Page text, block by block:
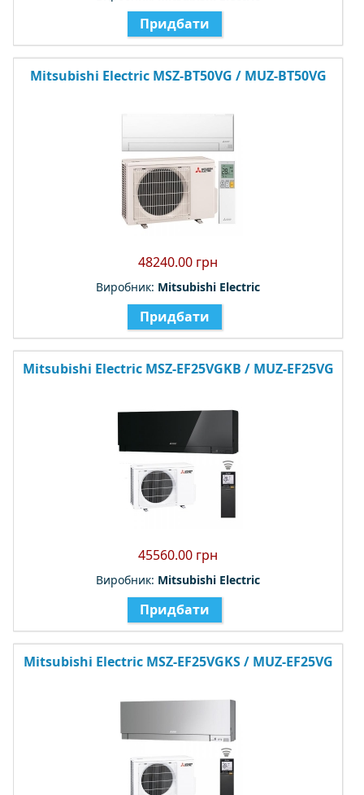
Придбати
Mitsubishi Electric MSZ-BT50VG / MUZ-BT50VG
48240.00 грн
Виробник: Mitsubishi Electric
Придбати
Mitsubishi Electric MSZ-EF25VGKB / MUZ-EF25VG
45560.00 грн
Виробник: Mitsubishi Electric
Придбати
Mitsubishi Electric MSZ-EF25VGKS / MUZ-EF25VG